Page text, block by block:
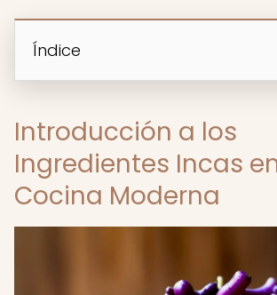
Índice
Introducción a los
Ingredientes Incas
Cocina Moderna